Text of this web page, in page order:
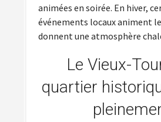
animées en soirée. En hiver,
événements locaux animent
donnent une atmosphère
Le Vieux-
quartier